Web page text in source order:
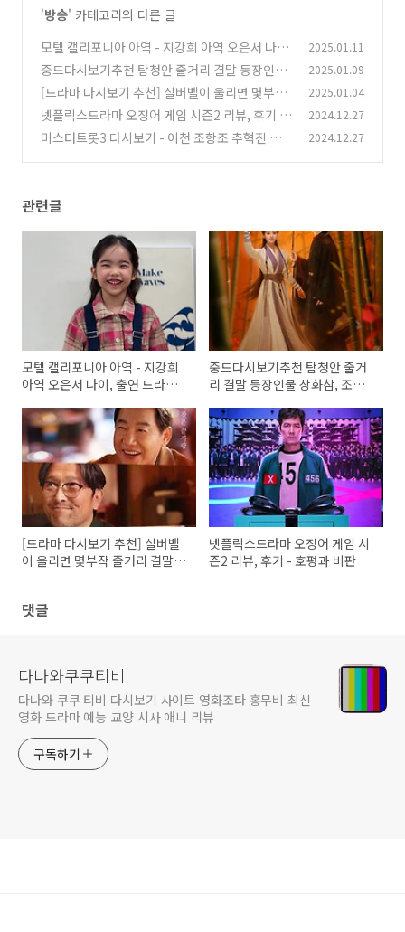
'방송' 카테고리의 다른 글
모텔 캘리포니아 아역 - 지강희 아역 오은서 나이,
출연 드라마, 영화
(0)
2025.01.11
중드다시보기추천 탐청안 줄거리 결말 등장인물
상화삼, 조청, 구홍개 (0)
2025.01.09
[드라마 다시보기 추천] 실버벨이 울리면 몇부작
줄거리 결말 등장인물 송옥숙, 박상원, 예수정, 안
석환
(0)
2025.01.04
넷플릭스드라마 오징어 게임 시즌2 리뷰, 후기 -
호평과 비판
(0)
2024.12.27
미스터트롯3 다시보기 - 이천 조항조 추혁진 암
다, 일산 임영웅 박광현 안돼요 안돼, 옥샘 그 여
자의 마스카라
2024.12.27
관련글
모텔 캘리포니아 아역 - 지강희
아역 오은서 나이, 출연 드라마,
중드다시보기추천 탐청안 줄거
리 결말 등장인물 상화삼, 조청,
[드라마 다시보기 추천] 실버벨
이 울리면 몇부작 줄거리 결말
넷플릭스드라마 오징어 게임 시
즌2 리뷰, 후기 - 호평과 비판
댓글
다나와쿠쿠티비
다나와 쿠쿠 티비 다시보기 사이트 영화조타 홍무비 최신
영화 드라마 예능 교양 시사 애니 리뷰
구독하기